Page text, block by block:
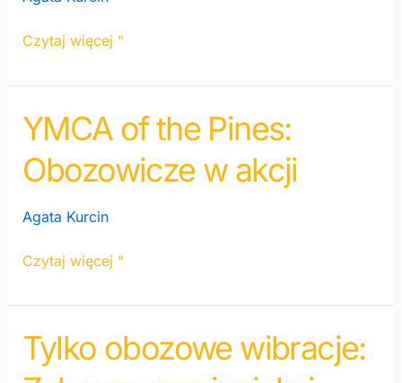
Czytaj więcej "
YMCA of the Pines:
Obozowicze w akcji
Agata Kurcin
YMCA
of
the
Pines:
Obozowicze
akcji
Czytaj więcej "
Tylko obozowe wibracje:
Tylko
obozowe